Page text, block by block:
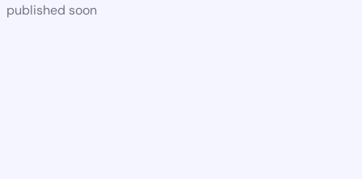
published soon